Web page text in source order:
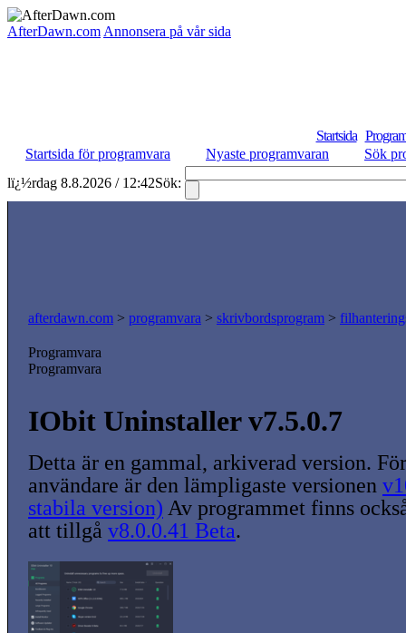
AfterDawn.com Annonsera på vår sida
Startsida
Startsida för programvara
Nyaste programvaran
Sök
lï¿½rdag 8.8.2026 / 12:42Sök:
afterdawn.com > programvara > skrivbordsprogram >
Programvara
Programvara
IObit Uninstaller v7.5.0.7
Detta är en gammal, arkiverad version.
användare är den lämpligaste versionen
stabila version) Av programmet finns
att tillgå v8.0.0.41 Beta.